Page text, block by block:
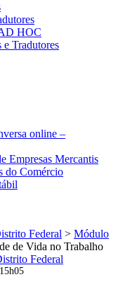
HOC
e Tradutores
online –
Empresas Mercantis
do Comércio
Federal > Módulo
de Vida no Trabalho